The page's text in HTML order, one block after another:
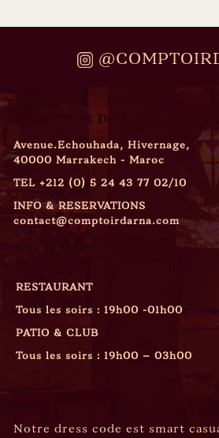
COMPTOIR DARNA
Avenue.Echouhada, Hivernage,
40000 Marrakech - Maroc
TEL +212 (0) 5 24 43 77 02/10
INFO & RESERVATIONS
contact@comptoirdarna.com
RESTAURANT
Tous les soirs : 19h00 -01h00
PATIO & CLUB
Tous les soirs : 19h00 – 03h00
Notre dress code est smart